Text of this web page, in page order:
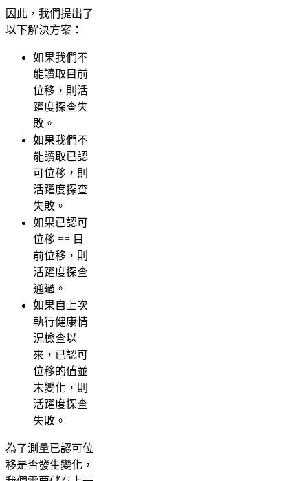
因此，我們提出了
以下解決方案：
如果我們不
能讀取目前
位移，則活
躍度探查失
敗。
如果我們不
能讀取已認
可位移，則
活躍度探查
失敗。
如果已認可
位移 == 目
前位移，則
活躍度探查
通過。
如果自上次
執行健康情
況檢查以
來，已認可
位移的值並
未變化，則
活躍度探查
失敗。
為了測量已認可位
移是否發生變化，